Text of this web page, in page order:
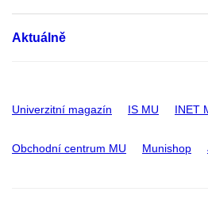
Aktuálně
Univerzitní magazín IS MU INET
Obchodní centrum MU Munishop